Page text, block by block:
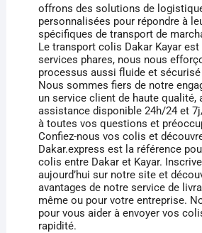
offrons des solutions de
personnalisées pour répondre à
spécifiques de transport de
Le transport colis Dakar Kayar est
services phares, nous nous
processus aussi fluide et
Nous sommes fiers de notre
un service client de haute qualité,
assistance disponible 24h/24 et
à toutes vos questions et
Confiez-nous vos colis et
Dakar.express est la référence
colis entre Dakar et Kayar.
aujourd’hui sur notre site et
avantages de notre service de
même ou pour votre entreprise.
pour vous aider à envoyer vos
rapidité.